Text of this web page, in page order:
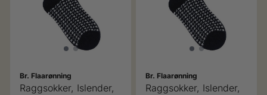
Br. Flaarønning
Raggsokker, Islender,
Br. Flaarønning
Raggsokker, Islender,